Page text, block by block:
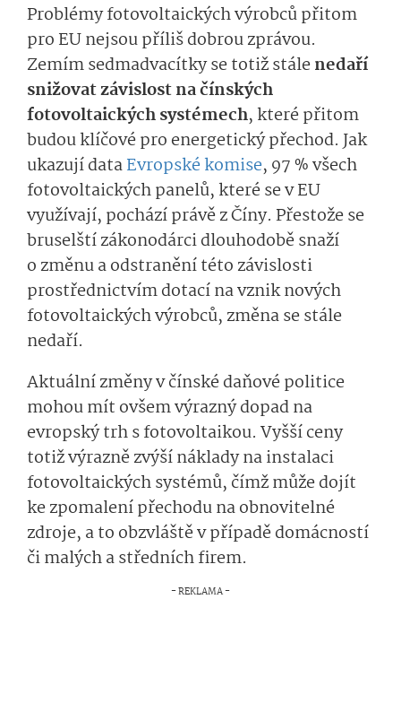
Problémy fotovoltaických výrobců přitom
pro EU nejsou příliš dobrou zprávou.
Zemím sedmadvacítky se totiž stálenedaří
snižovat závislost na čínských
fotovoltaických systémech, které přitom
budou klíčové pro energetický přechod. Jak
ukazují dataEvropské komise, 97 % všech
fotovoltaických panelů, které se v EU
využívají, pochází právě z Číny. Přestože se
bruselští zákonodárci dlouhodobě snaží
o změnu a odstranění této závislosti
prostřednictvím dotací na vznik nových
fotovoltaických výrobců, změna se stále
nedaří.
Aktuální změny v čínské daňové politice
mohou mít ovšem výrazný dopad na
evropský trh s fotovoltaikou. Vyšší ceny
totiž výrazně zvýší náklady na instalaci
fotovoltaických systémů, čímž může dojít
ke zpomalení přechodu na obnovitelné
zdroje, a to obzvláště v případě domácností
či malých a středních firem.